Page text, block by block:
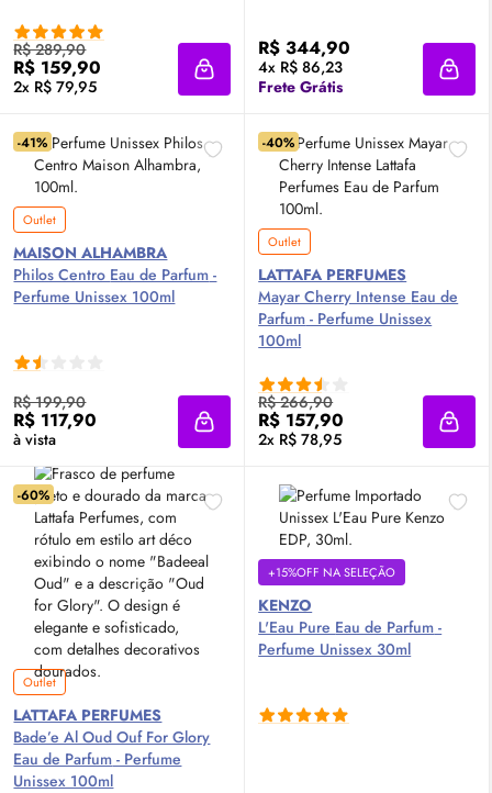
R$ 289,90
R$ 159,90
2x R$ 79,95 Adicionar à sacola
R$ 344,90
4x R$ 86,23
Frete Grátis
-41%
Outlet
MAISON ALHAMBRA
Philos Centro Eau de Parfum -
Perfume Unissex 100ml
R$ 199,90
R$ 117,90
à vista Adicionar à sacola
-40%
Outlet
LATTAFA PERFUMES
Mayar Cherry Intense Eau de
Parfum - Perfume Unissex
100ml
R$ 266,90
R$ 157,90
2x R$ 78,95
-60%
Outlet
LATTAFA PERFUMES
Bade’e Al Oud Ouf For Glory
Eau de Parfum - Perfume
Unissex 100ml
+15%OFF NA SELEÇÃO
KENZO
L'Eau Pure Eau de Parfum -
Perfume Unissex 30ml